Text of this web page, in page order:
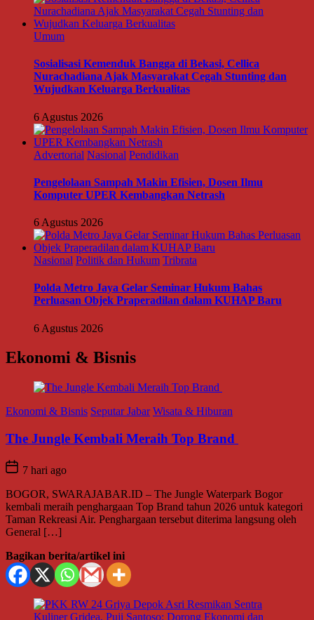
Umum
Sosialisasi Kemenduk Bangga di Bekasi, Cellica
Nurachadiana Ajak Masyarakat Cegah Stunting dan
Wujudkan Keluarga Berkualitas
6 Agustus 2026
Advertorial Nasional Pendidikan
Pengelolaan Sampah Makin Efisien, Dosen Ilmu
Komputer UPER Kembangkan Netrash
6 Agustus 2026
Nasional Politik dan Hukum Tribrata
Polda Metro Jaya Gelar Seminar Hukum Bahas
Perluasan Objek Praperadilan dalam KUHAP Baru
6 Agustus 2026
Ekonomi & Bisnis
Ekonomi & Bisnis Seputar Jabar Wisata & Hiburan
The Jungle Kembali Meraih Top Brand
7 hari ago
BOGOR, SWARAJABAR.ID – The Jungle Waterpark Bogor
kembali meraih penghargaan Top Brand tahun 2026 untuk kategori
Taman Rekreasi Air. Penghargaan tersebut diterima langsung oleh
General […]
Bagikan berita/artikel ini